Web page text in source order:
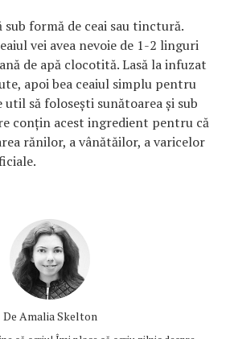
formă de ceai sau tinctură.
vei avea nevoie de 1-2 linguri
de apă clocotită. Lasă la infuzat
apoi bea ceaiul simplu pentru
să folosești sunătoarea și sub
conțin acest ingredient pentru că
rănilor, a vânătăilor, a varicelor
De Amalia Skelton